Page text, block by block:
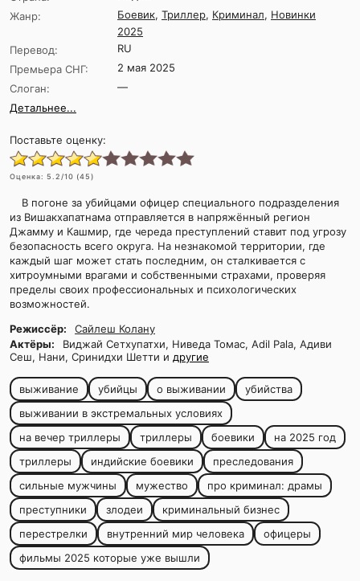
Жанр:
Боевик, Триллер, Криминал, Новинки
2025
Перевод:
RU
Премьера СНГ:
2 мая 2025
Слоган:
—
Детальнее...
Поставьте оценку:
Оценка: 5.2/10 (45)
В погоне за убийцами офицер специального подразделения
из Вишакхапатнама отправляется в напряжённый регион
Джамму и Кашмир, где череда преступлений ставит под угрозу
безопасность всего округа. На незнакомой территории, где
каждый шаг может стать последним, он сталкивается с
хитроумными врагами и собственными страхами, проверяя
пределы своих профессиональных и психологических
возможностей.
Режиссёр:
Сайлеш Колану
Актёры:
Виджай Сетхупатхи, Ниведа Томас, Adil Pala, Адиви
Сеш, Нани, Сринидхи Шетти и другие
выживание убийцы о выживании
убийства
выживании в экстремальных условиях
на вечер триллеры
триллеры боевики
на 2025 год
триллеры
индийские боевики
преследования
сильные мужчины
мужество
про криминал: драмы
преступники
злодеи
криминальный бизнес
перестрелки
внутренний мир человека
офицеры
фильмы 2025 которые уже вышли